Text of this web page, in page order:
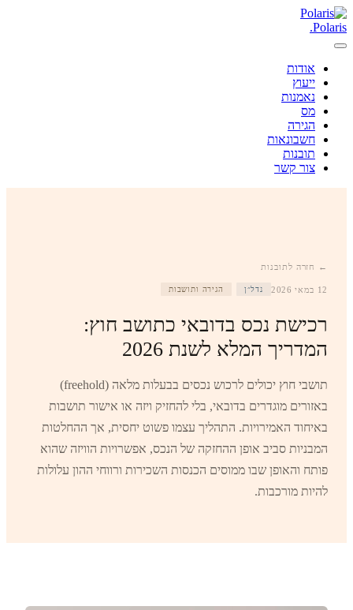
Polaris
.
אודות
ייעוץ
נאמנות
מס
הגירה
חשבונאות
תובנות
צור קשר
← חזרה לתובנות
12 במאי 2026 נדל״ן הגירה ותושבות
רכישת נכס בדובאי כתושב חוץ:
המדריך המלא לשנת 2026
תושבי חוץ יכולים לרכוש נכסים בבעלות מלאה (freehold)
באזורים מוגדרים בדובאי, בלי להחזיק ויזה או אישור תושבות
באיחוד האמירויות. התהליך עצמו פשוט יחסית, אך ההחלטות
המבניות סביב אופן ההחזקה של הנכס, אפשרויות הוויזה שהוא
פותח והאופן שבו ממוסים הכנסות השכירות ורווחי ההון עלולות
להיות מורכבות.